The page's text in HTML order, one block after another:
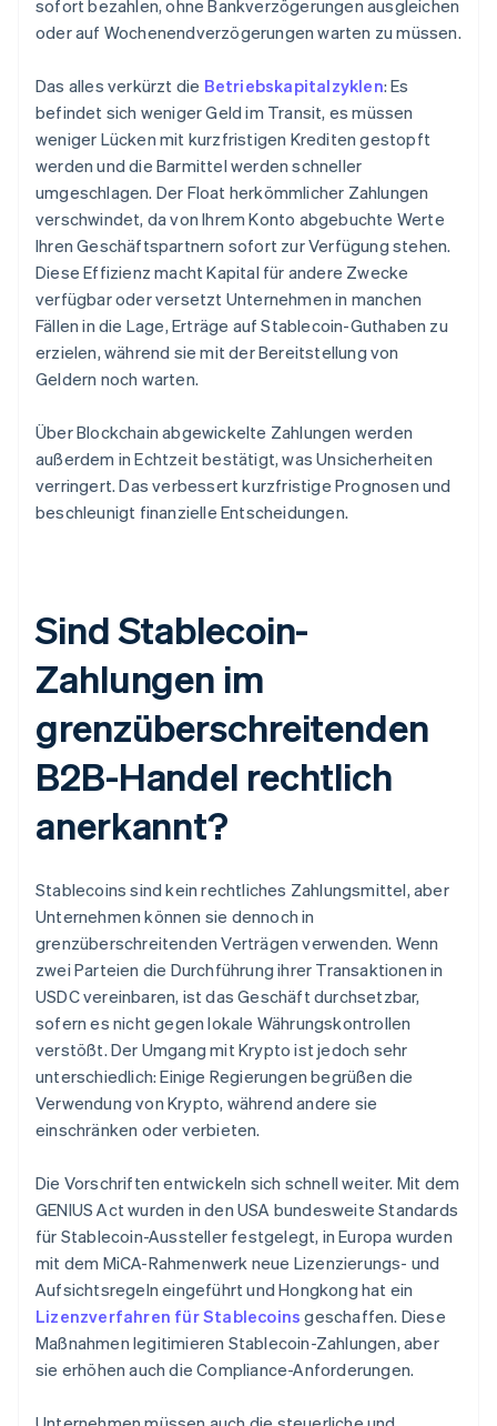
sofort bezahlen, ohne Bankverzögerungen ausgleichen
oder auf Wochenendverzögerungen warten zu müssen.
Das alles verkürzt die Betriebskapitalzyklen: Es
befindet sich weniger Geld im Transit, es müssen
weniger Lücken mit kurzfristigen Krediten gestopft
werden und die Barmittel werden schneller
umgeschlagen. Der Float herkömmlicher Zahlungen
verschwindet, da von Ihrem Konto abgebuchte Werte
Ihren Geschäftspartnern sofort zur Verfügung stehen.
Diese Effizienz macht Kapital für andere Zwecke
verfügbar oder versetzt Unternehmen in manchen
Fällen in die Lage, Erträge auf Stablecoin-Guthaben zu
erzielen, während sie mit der Bereitstellung von
Geldern noch warten.
Über Blockchain abgewickelte Zahlungen werden
außerdem in Echtzeit bestätigt, was Unsicherheiten
verringert. Das verbessert kurzfristige Prognosen und
beschleunigt finanzielle Entscheidungen.
Sind Stablecoin-
Zahlungen im
grenzüberschreitenden
B2B-Handel rechtlich
anerkannt?
Stablecoins sind kein rechtliches Zahlungsmittel, aber
Unternehmen können sie dennoch in
grenzüberschreitenden Verträgen verwenden. Wenn
zwei Parteien die Durchführung ihrer Transaktionen in
USDC vereinbaren, ist das Geschäft durchsetzbar,
sofern es nicht gegen lokale Währungskontrollen
verstößt. Der Umgang mit Krypto ist jedoch sehr
unterschiedlich: Einige Regierungen begrüßen die
Verwendung von Krypto, während andere sie
einschränken oder verbieten.
Die Vorschriften entwickeln sich schnell weiter. Mit dem
GENIUS Act wurden in den USA bundesweite Standards
für Stablecoin-Aussteller festgelegt, in Europa wurden
mit dem MiCA-Rahmenwerk neue Lizenzierungs- und
Aufsichtsregeln eingeführt und Hongkong hat ein
Lizenzverfahren für Stablecoins geschaffen. Diese
Maßnahmen legitimieren Stablecoin-Zahlungen, aber
sie erhöhen auch die Compliance-Anforderungen.